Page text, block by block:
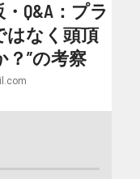
Q&A：プラ
はなく頭頂
”の考察